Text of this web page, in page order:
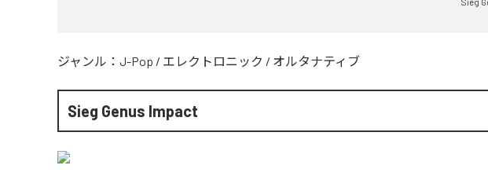
ジャンル： J-Pop / エレクトロニック / オルタナティブ
Sieg Genus Impact